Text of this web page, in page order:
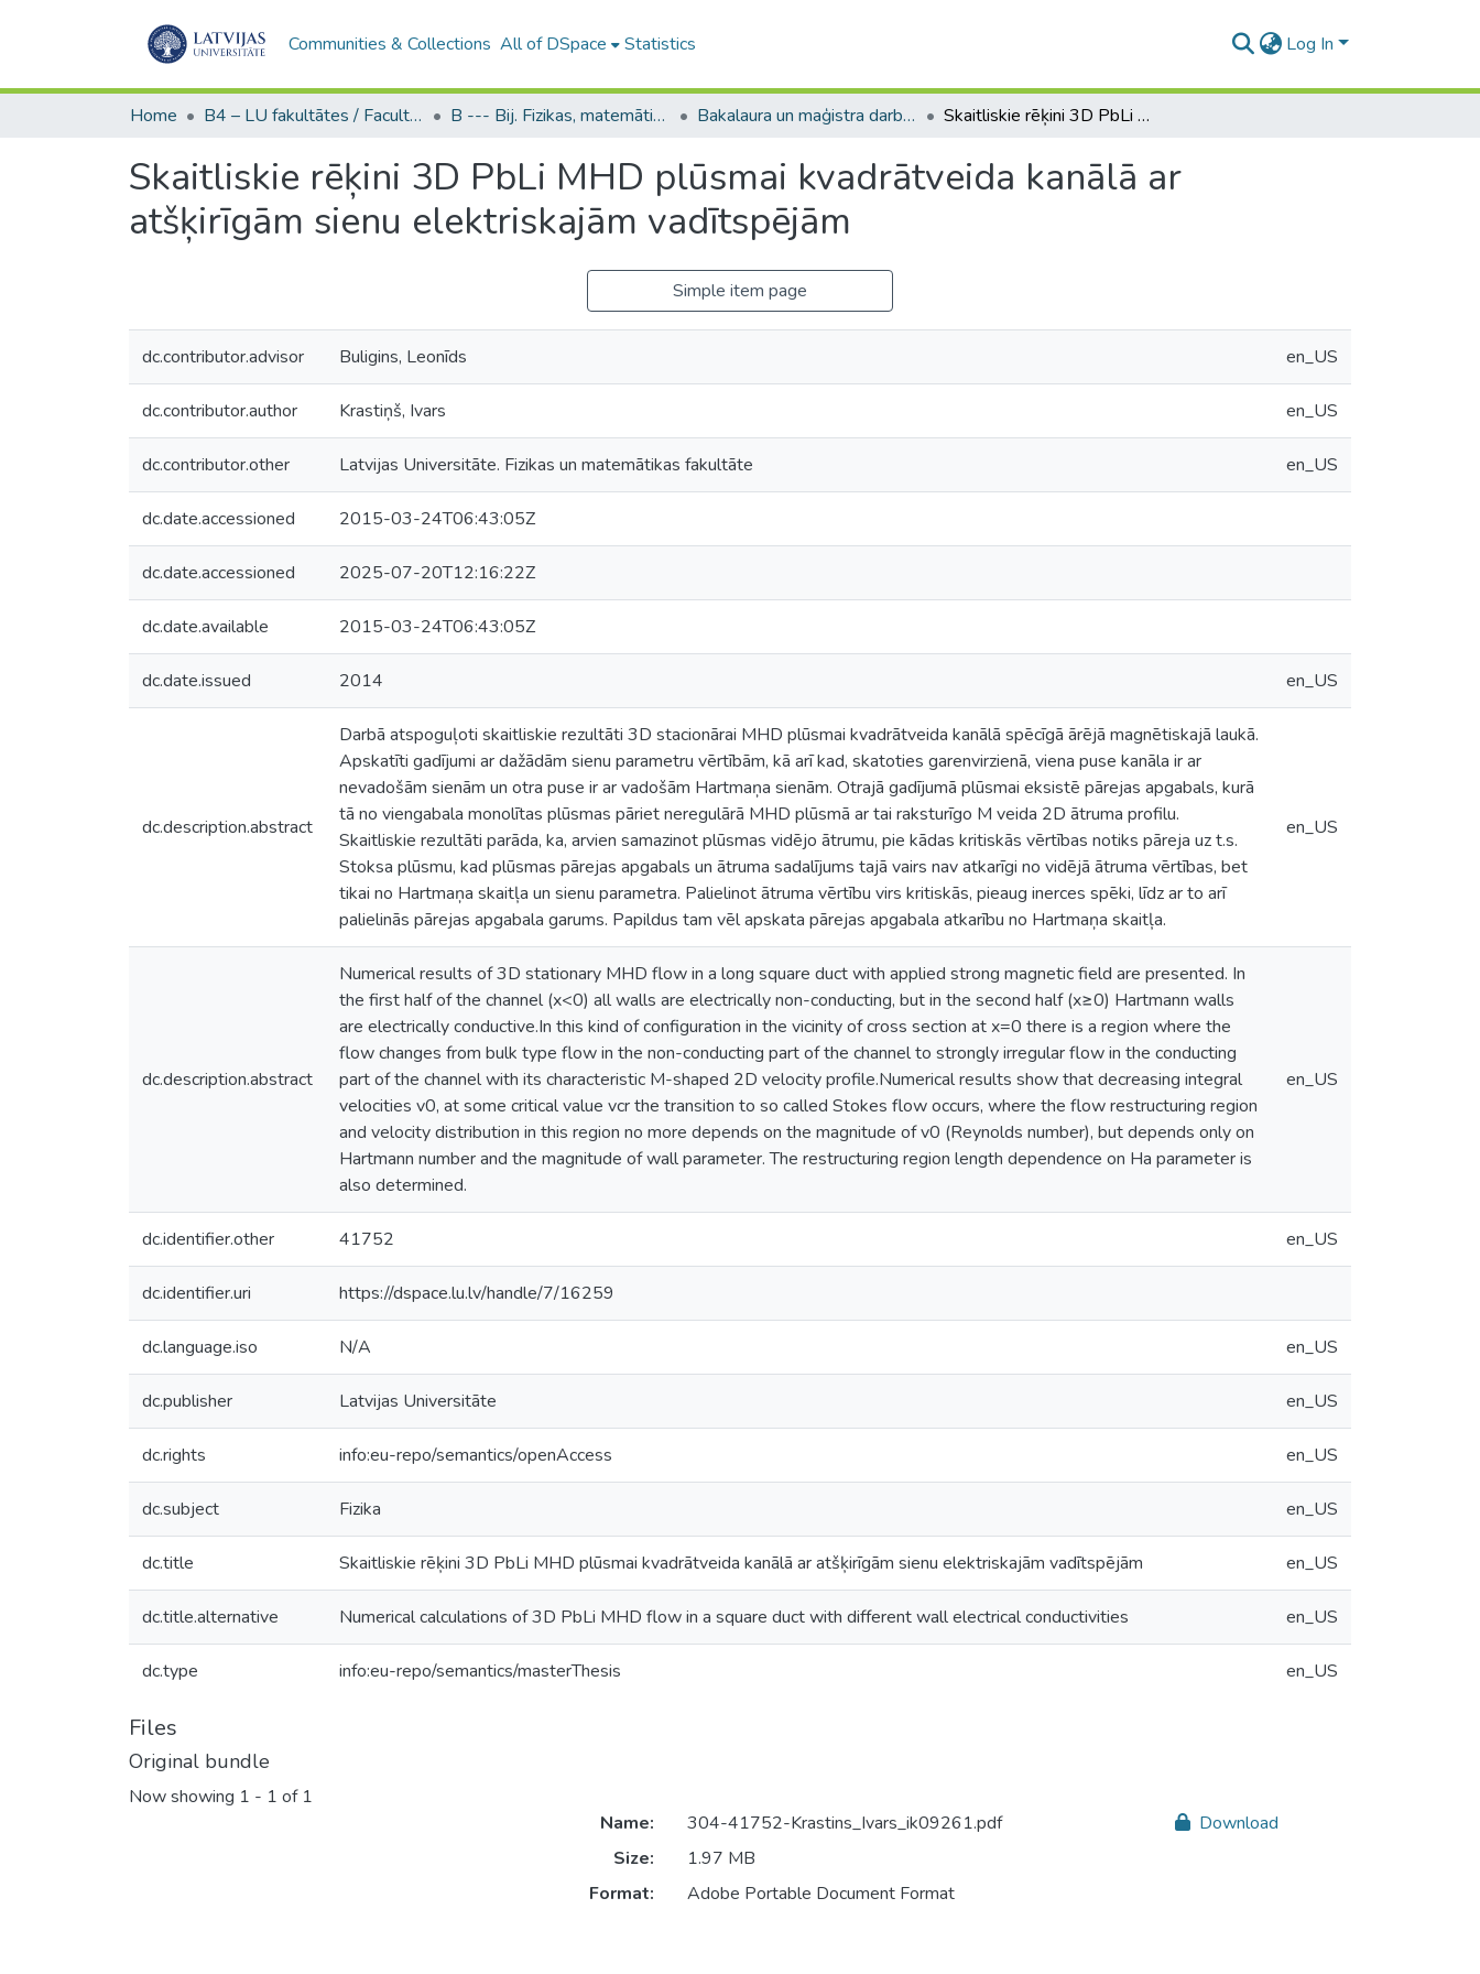
Communities & Collections All of DSpace Statistics Log In
Home B4 – LU fakultātes / Faculties of the UL B --- Bij. Fizikas, matemātikas un optometrijas fakultātes studentu noslēguma darbi / Faculty of Physics, Mathematics and Optometry - Graduate works Bakalaura un maģistra darbi (FMOF) / Bachelor's and Master's theses Skaitliskie rēķini 3D PbLi MHD plūsmai kvadrātveida kanālā ar atšķirīgām sienu elektriskajām vadītspējām
Skaitliskie rēķini 3D PbLi MHD plūsmai kvadrātveida kanālā ar
atšķirīgām sienu elektriskajām vadītspējām
Simple item page
dc.contributor.advisor Buligins, Leonīds en_US
dc.contributor.author Krastiņš, Ivars en_US
dc.contributor.other Latvijas Universitāte. Fizikas un matemātikas fakultāte en_US
dc.date.accessioned 2015-03-24T06:43:05Z
dc.date.accessioned 2025-07-20T12:16:22Z
dc.date.available 2015-03-24T06:43:05Z
dc.date.issued 2014 en_US
dc.description.abstract
Darbā atspoguļoti skaitliskie rezultāti 3D stacionārai MHD plūsmai kvadrātveida kanālā spēcīgā ārējā magnētiskajā laukā.
Apskatīti gadījumi ar dažādām sienu parametru vērtībām, kā arī kad, skatoties garenvirzienā, viena puse kanāla ir ar
nevadošām sienām un otra puse ir ar vadošām Hartmaņa sienām. Otrajā gadījumā plūsmai eksistē pārejas apgabals, kurā
tā no viengabala monolītas plūsmas pāriet neregulārā MHD plūsmā ar tai raksturīgo M veida 2D ātruma profilu.
Skaitliskie rezultāti parāda, ka, arvien samazinot plūsmas vidējo ātrumu, pie kādas kritiskās vērtības notiks pāreja uz t.s.
Stoksa plūsmu, kad plūsmas pārejas apgabals un ātruma sadalījums tajā vairs nav atkarīgi no vidējā ātruma vērtības, bet
tikai no Hartmaņa skaitļa un sienu parametra. Palielinot ātruma vērtību virs kritiskās, pieaug inerces spēki, līdz ar to arī
palielinās pārejas apgabala garums. Papildus tam vēl apskata pārejas apgabala atkarību no Hartmaņa skaitļa.
en_US
dc.description.abstract
Numerical results of 3D stationary MHD flow in a long square duct with applied strong magnetic field are presented. In
the first half of the channel (x<0) all walls are electrically non-conducting, but in the second half (x≥0) Hartmann walls
are electrically conductive.In this kind of configuration in the vicinity of cross section at x=0 there is a region where the
flow changes from bulk type flow in the non-conducting part of the channel to strongly irregular flow in the conducting
part of the channel with its characteristic M-shaped 2D velocity profile.Numerical results show that decreasing integral
velocities v0, at some critical value vcr the transition to so called Stokes flow occurs, where the flow restructuring region
and velocity distribution in this region no more depends on the magnitude of v0 (Reynolds number), but depends only on
Hartmann number and the magnitude of wall parameter. The restructuring region length dependence on Ha parameter is
also determined.
en_US
dc.identifier.other 41752 en_US
dc.identifier.uri https://dspace.lu.lv/handle/7/16259
dc.language.iso N/A en_US
dc.publisher Latvijas Universitāte en_US
dc.rights info:eu-repo/semantics/openAccess en_US
dc.subject Fizika en_US
dc.title Skaitliskie rēķini 3D PbLi MHD plūsmai kvadrātveida kanālā ar atšķirīgām sienu elektriskajām vadītspējām en_US
dc.title.alternative Numerical calculations of 3D PbLi MHD flow in a square duct with different wall electrical conductivities en_US
dc.type info:eu-repo/semantics/masterThesis en_US
Files
Original bundle
Now showing 1 - 1 of 1
Name:
304-41752-Krastins_Ivars_ik09261.pdf
Size:
1.97 MB
Format:
Adobe Portable Document Format
Download